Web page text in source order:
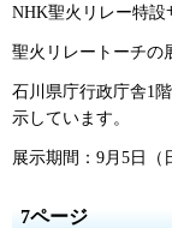
NHK聖火リレー特設
聖火リレートーチの
石川県庁行政庁舎1
示しています。
展示期間：9月5日（
7ページ